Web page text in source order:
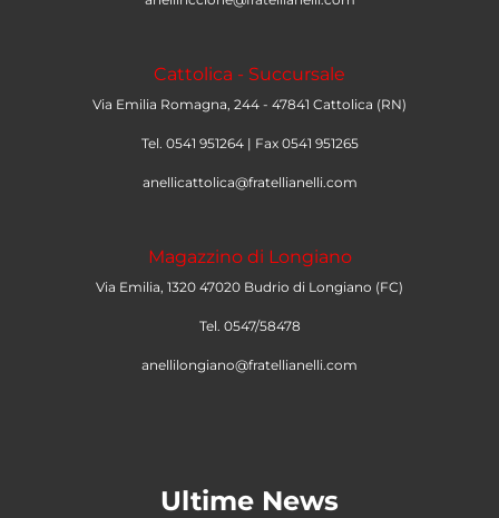
Cattolica - Succursale
Via Emilia Romagna, 244 - 47841 Cattolica (RN)
Tel. 0541 951264 | Fax 0541 951265
anellicattolica@fratellianelli.com
Magazzino di Longiano
Via Emilia, 1320 47020 Budrio di Longiano (FC)
Tel. 0547/58478
anellilongiano@fratellianelli.com
Ultime News